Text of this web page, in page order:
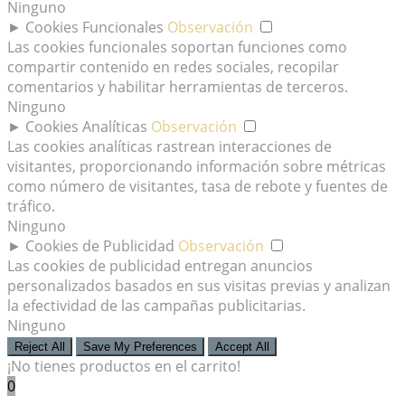
Ninguno
► Cookies Funcionales Observación
Las cookies funcionales soportan funciones como
compartir contenido en redes sociales, recopilar
comentarios y habilitar herramientas de terceros.
Ninguno
► Cookies Analíticas Observación
Las cookies analíticas rastrean interacciones de
visitantes, proporcionando información sobre métricas
como número de visitantes, tasa de rebote y fuentes de
tráfico.
Ninguno
► Cookies de Publicidad Observación
Las cookies de publicidad entregan anuncios
personalizados basados en sus visitas previas y analizan
la efectividad de las campañas publicitarias.
Ninguno
Reject All Save My Preferences Accept All
¡No tienes productos en el carrito!
0